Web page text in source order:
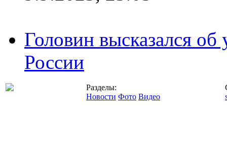
Головин высказался
России
Разделы:
Новости Фото Видео